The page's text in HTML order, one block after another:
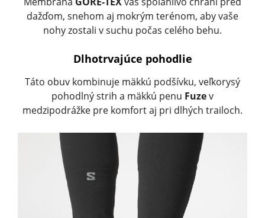
dažďom, snehom aj mokrým terénom, aby vaše
nohy zostali v suchu počas celého behu.
Dlhotrvajúce pohodlie
Táto obuv kombinuje mäkkú podšívku, veľkorysý
pohodlný strih a mäkkú penu Fuzev
medzipodrážke pre komfort aj pri dlhých trailoch.